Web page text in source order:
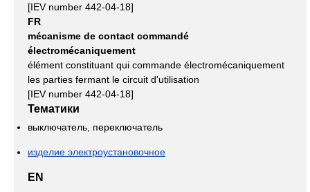
[IEV number 442-04-18]
FR
mécanisme de contact commandé
électromécaniquement
élément constituant qui commande électromécaniquement
les parties fermant le circuit d'utilisation
[IEV number 442-04-18]
Тематики
выключатель, переключатель
изделие электроустановочное
EN